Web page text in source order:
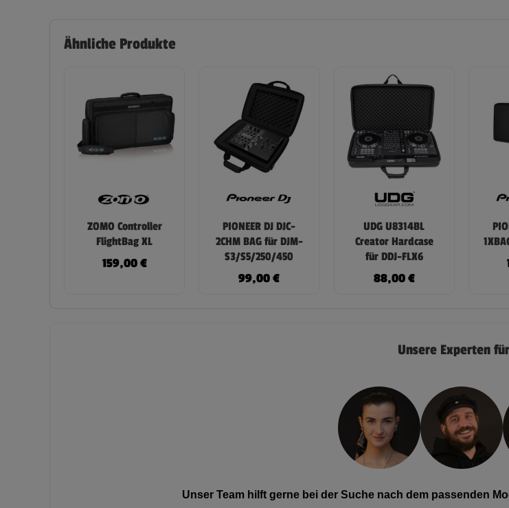
Ähnliche Produkte
ZOMO Controller
FlightBag XL
159,00€
PIONEER DJ DJC-
2CHM BAG für DJM-
S3/S5/250/450
99,00€
UDG U8314BL
Creator Hardcase
für DDJ-FLX6
88,00€
Unsere Experten
Unser Team hilft gerne bei der Suche nach dem passenden